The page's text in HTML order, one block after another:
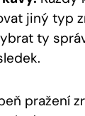
jiný typ
ty
pražení